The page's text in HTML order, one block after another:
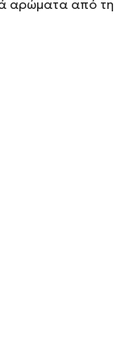
αρώματα από τη